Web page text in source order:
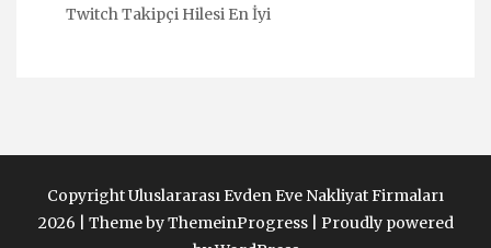
Twitch Takipçi Hilesi En İyi
Copyright Uluslararası Evden Eve Nakliyat Firmaları
2026 | Theme by ThemeinProgress| Proudly powered